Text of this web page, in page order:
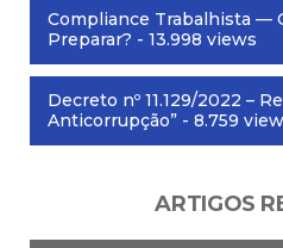
Compliance Trabalhista —
Preparar? - 13.998 views
Decreto nº 11.129/2022 –
Anticorrupção” - 8.759
ARTIGOS